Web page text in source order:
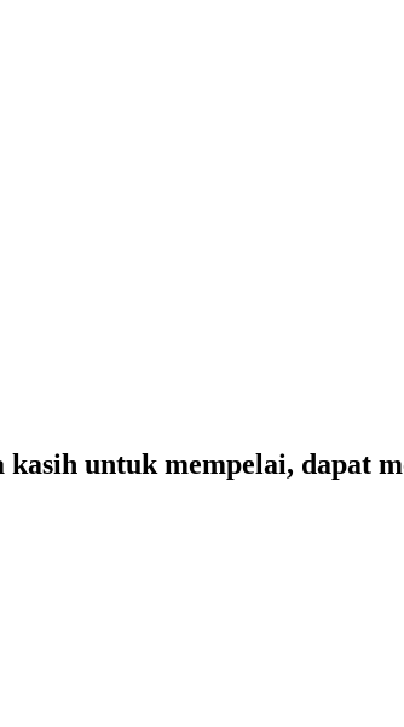
untuk mempelai, dapat